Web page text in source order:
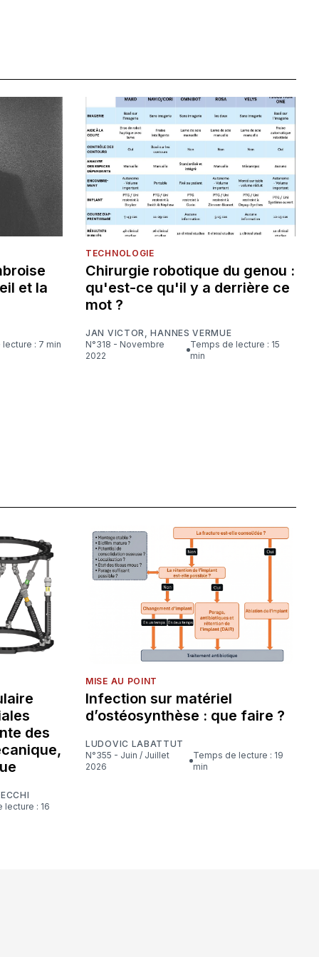
et la
lecture : 7 min
TECHNOLOGIE
Chirurgie robotique du genou :
qu'est-ce qu'il y a derrière ce
mot ?
JAN VICTOR ,HANNES VERMUE
N°318 - Novembre
2022
Temps de lecture : 15
min
des
MISE AU POINT
Infection sur matériel
d’ostéosynthèse : que faire ?
LUDOVIC LABATTUT
N°355 - Juin / Juillet
2026
Temps de lecture : 19
min